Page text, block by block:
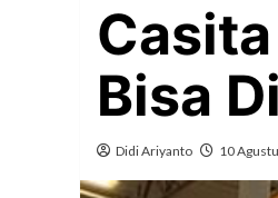
Bisa
Didi Ariyanto 10